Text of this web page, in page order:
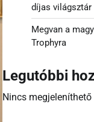
díjas világsztár
Megvan a
Trophyra
Legutóbbi
Nincs megjeleníthető